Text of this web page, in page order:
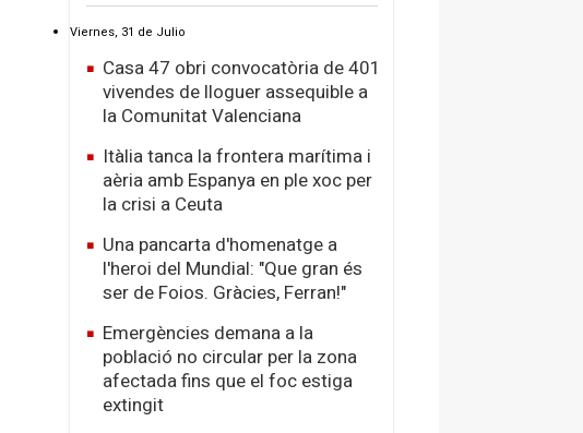
Viernes, 31 de Julio
Casa 47 obri convocatòria de 401
vivendes de lloguer assequible a
la Comunitat Valenciana
Itàlia tanca la frontera marítima i
aèria amb Espanya en ple xoc per
la crisi a Ceuta
Una pancarta d'homenatge a
l'heroi del Mundial: "Que gran és
ser de Foios. Gràcies, Ferran!"
Emergències demana a la
població no circular per la zona
afectada fins que el foc estiga
extingit